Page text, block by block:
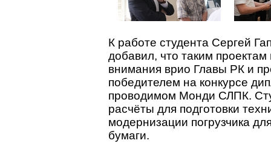
К работе студента Сергей
добавил, что таким
внимания врио Главы РК и
победителем на конкурсе
проводимом Монди СЛПК.
расчёты для подготовки
модернизации погрузчика
бумаги.